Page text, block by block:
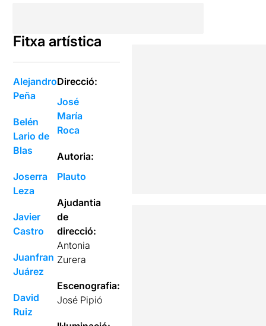
Fitxa artística
Alejandro
Peña
Belén
Lario de
Blas
Joserra
Leza
Javier
Castro
Juanfran
Juárez
David
Ruiz
Direcció:
José
María
Roca
Autoria:
Plauto
Ajudantia
de
direcció:
Antonia
Zurera
Escenografia:
José Pipió